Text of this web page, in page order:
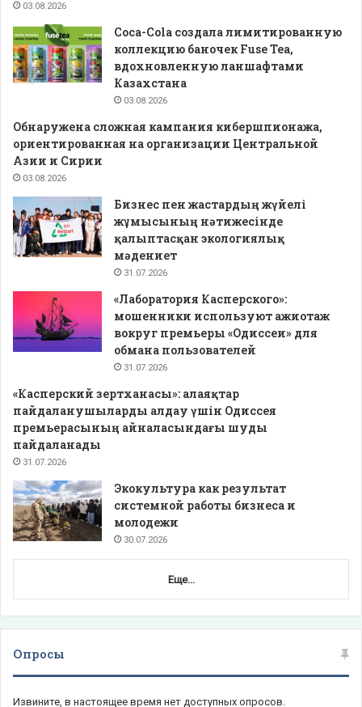
03.08.2026
Coca-Cola создала лимитированную
коллекцию баночек Fuse Tea,
вдохновленную ланшафтами
Казахстана
03.08.2026
Обнаружена сложная кампания кибершпионажа,
ориентированная на организации Центральной
Азии и Сирии
03.08.2026
Бизнес пен жастардың жүйелі
жұмысының нәтижесінде
қалыптасқан экологиялық
мәдениет
31.07.2026
«Лаборатория Касперского»:
мошенники используют ажиотаж
вокруг премьеры «Одиссеи» для
обмана пользователей
31.07.2026
«Касперский зертханасы»: алаяқтар
пайдаланушыларды алдау үшін Одиссея
премьерасының айналасындағы шуды
пайдаланады
31.07.2026
Экокультура как результат
системной работы бизнеса и
молодежи
30.07.2026
Еще...
Опросы
Извините, в настоящее время нет доступных опросов.